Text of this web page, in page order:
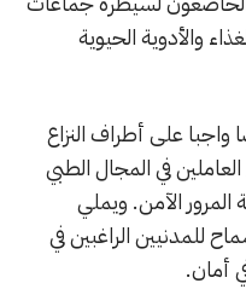
والأدوية الحيوية
واجبا على أطراف النزاع
في المجال الطبي
المرور الآمن. ويملي
للمدنيين الراغبين في
أمان.